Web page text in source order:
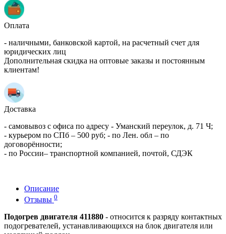
Оплата
- наличными, банковской картой, на расчетный счет для
юридических лиц
Дополнительная скидка на оптовые заказы и постоянным
клиентам!
Доставка
- самовывоз с офиса по адресу - Уманский переулок, д. 71 Ч;
- курьером по СПб – 500 руб; - по Лен. обл – по
договорённости;
- по России– транспортной компанией, почтой, СДЭК
Описание
Отзывы 0
Подогрев двигателя 411880 - относится к разряду контактных
подогревателей, устанавливающихся на блок двигателя или